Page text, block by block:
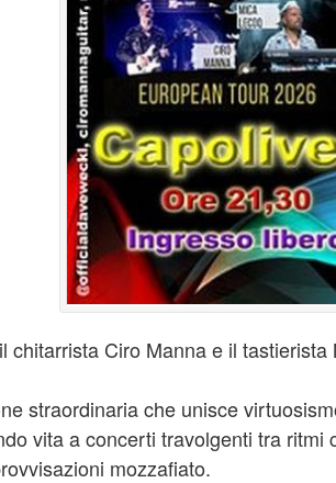
chitarrista Ciro Manna e il tastierista
straordinaria che unisce
vita a concerti travolgenti tra ritmi
mozzafiato.